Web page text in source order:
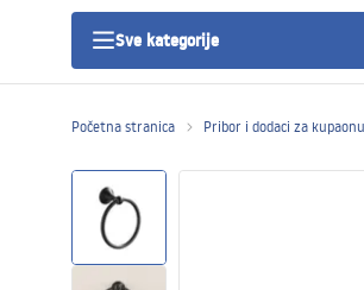
Sve kategorije
Tuš vrata
Početna stranica Pribor i dodaci za kupaonu